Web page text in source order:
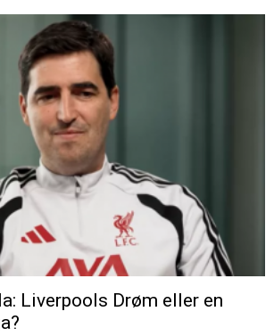
Liverpools Drøm eller en